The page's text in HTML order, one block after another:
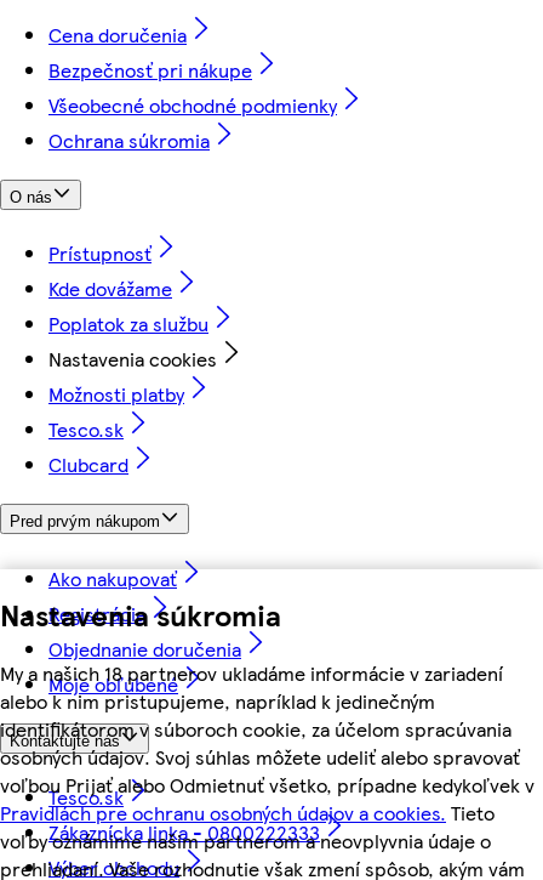
Nastavenia súkromia
My a našich 18 partnerov ukladáme informácie v zariadení
alebo k nim pristupujeme, napríklad k jedinečným
identifikátorom v súboroch cookie, za účelom spracúvania
osobných údajov. Svoj súhlas môžete udeliť alebo spravovať
voľbou Prijať alebo Odmietnuť všetko, prípadne kedykoľvek v
Pravidlách pre ochranu osobných údajov a cookies. Tieto
voľby oznámime našim partnerom a neovplyvnia údaje o
prehliadaní. Vaše rozhodnutie však zmení spôsob, akým vám
Cena doručenia
Bezpečnosť pri nákupe
Všeobecné obchodné podmienky
Ochrana súkromia
O nás
Prístupnosť
Kde dovážame
Poplatok za službu
Nastavenia cookies
Možnosti platby
Tesco.sk
Clubcard
Pred prvým nákupom
Ako nakupovať
Registrácia
Objednanie doručenia
Moje obľúbené
Kontaktujte nás
Tesco.sk
Zákaznícka linka - 0800222333
Výber obchodu